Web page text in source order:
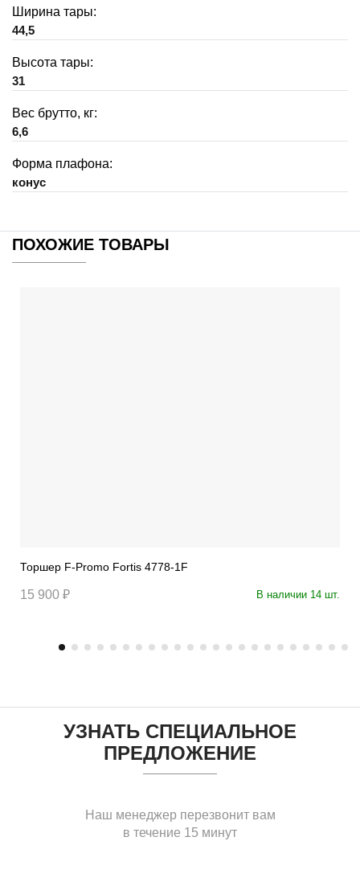
Ширина тары:
44,5
Высота тары:
31
Вес брутто, кг:
6,6
Форма плафона:
конус
ПОХОЖИЕ ТОВАРЫ
Торшер F-Promo Fortis 4778-1F
15 900 ₽ В наличии 14 шт.
УЗНАТЬ СПЕЦИАЛЬНОЕ
ПРЕДЛОЖЕНИЕ
Наш менеджер перезвонит вам
в течение 15 минут